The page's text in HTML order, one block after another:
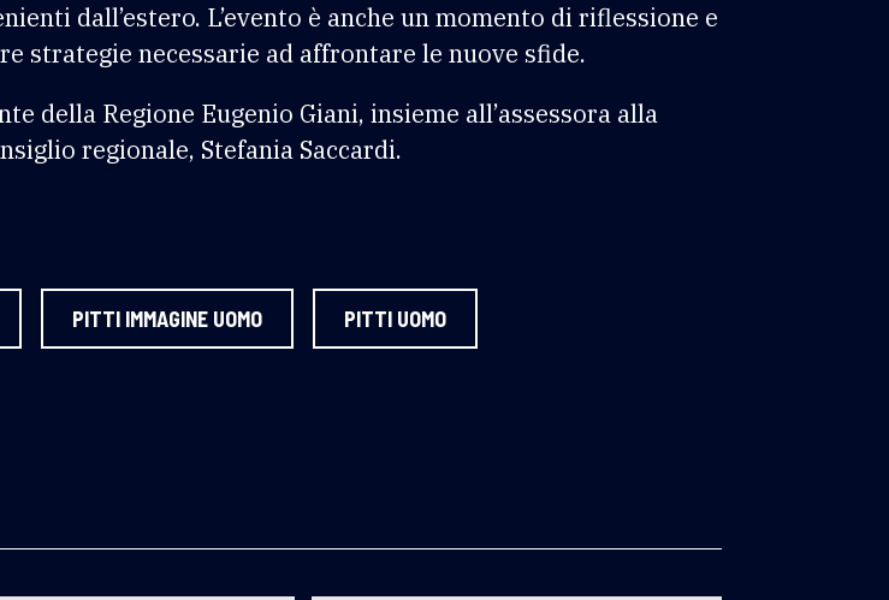
dall’estero. L’evento è anche un momento di riflessione e
strategie necessarie ad affrontare le nuove sfide.
della Regione Eugenio Giani, insieme all’assessora alla
regionale, Stefania Saccardi.
PITTI IMMAGINE UOMO PITTI UOMO